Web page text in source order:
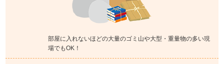
部屋に入れないほどの大量のゴミ山や大型・重量物の多い現
場でもOK！